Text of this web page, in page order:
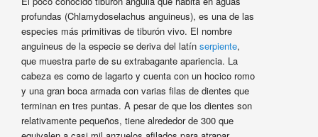
profundas (Chlamydoselachus anguineus), es una de las
especies más primitivas de tiburón vivo. El nombre
anguineus de la especie se deriva del latín serpiente,
que muestra parte de su extrabagante apariencia. La
cabeza es como de lagarto y cuenta con un hocico romo
y una gran boca armada con varias filas de dientes que
terminan en tres puntas. A pesar de que los dientes son
relativamente pequeños, tiene alrededor de 300 que